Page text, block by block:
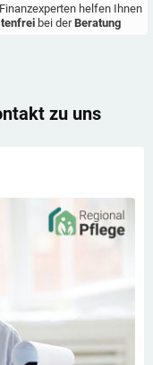
helfen Ihnen
bei derBeratung
zu uns